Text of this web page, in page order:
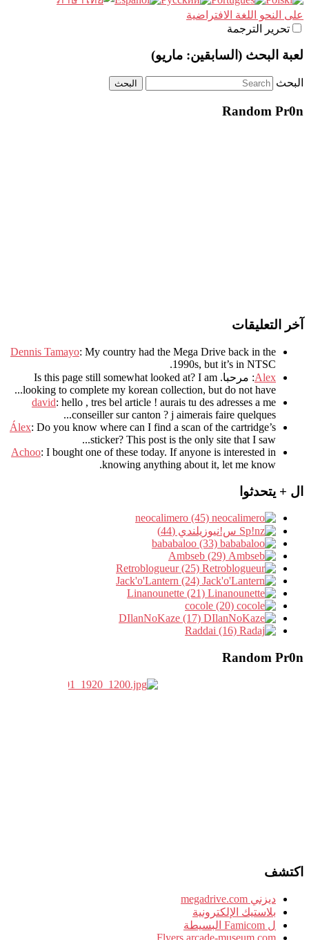
على النحو اللغة الافتراضية
تحرير الترجمة
لعبة البحث (السابقين: ماريو)
البحث
Random Pr0n
آخر التعليقات
Dennis Tamayo: My country had the Mega Drive back in the
1990s, but it’s in NTSC
.
Alex: مرحبا. Is this page still somewhat looked at? I am
looking to complete my korean collection, but do not have..
.
david: hello , tres bel article ! aurais tu des adresses a me
conseiller sur canton ? j aimerais faire quelques..
.
Álex: Do you know where can I find a scan of the cartridge’s
sticker? This post is the only site that I saw...
Achoo: I bought one of these today. If anyone is interested in
knowing anything about it, let me know.
ال + يتحدثوا
س!نيوزيلندي (44)
Random Pr0n
اكتشف
ديزني megadrive.com
بلاستيك الإلكترونية
ل Famicom البسيطة